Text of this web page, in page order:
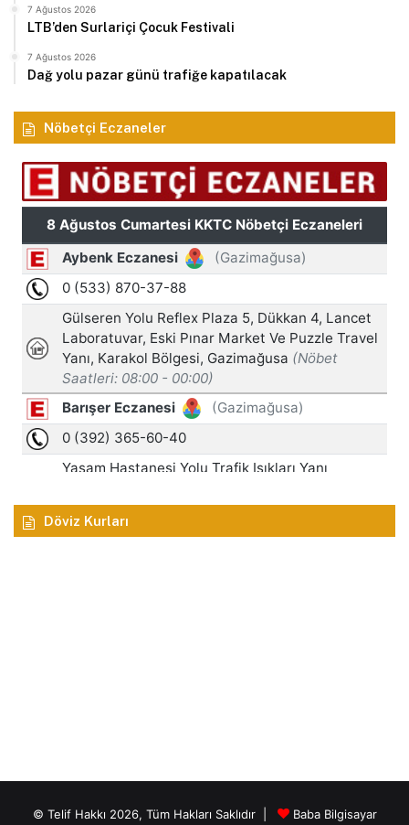
7 Ağustos 2026
LTB’den Surlariçi Çocuk Festivali
7 Ağustos 2026
Dağ yolu pazar günü trafiğe kapatılacak
Nöbetçi Eczaneler
Döviz Kurları
© Telif Hakkı 2026, Tüm Hakları Saklıdır | Baba Bilgisayar